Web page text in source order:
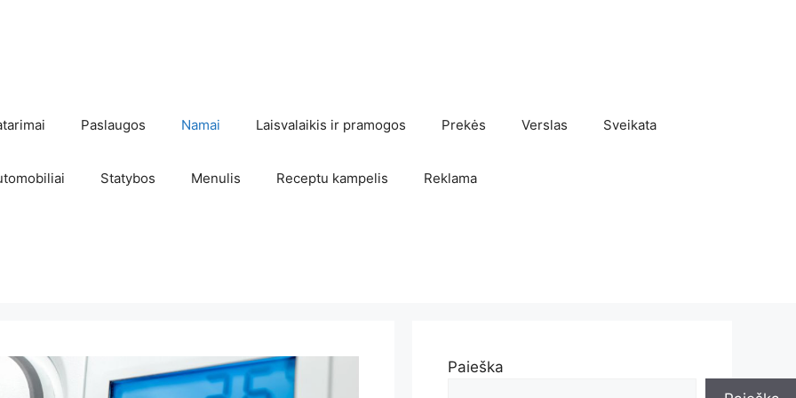
Paslaugos Namai Laisvalaikis ir pramogos Prekės Verslas Sveikata
Statybos Menulis Receptu kampelis Reklama
Paieška